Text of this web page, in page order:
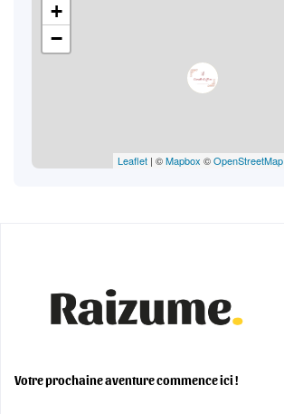
+
−
Leaflet | ©Mapbox ©OpenStreetMap
Votre prochaine aventure commence ici !